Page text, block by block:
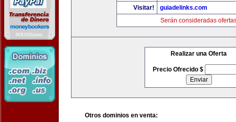
Visitar!
guiadelinks.com
Serán consideradas
Realizar una Oferta
Precio Ofrecido $
Otros dominios en venta: